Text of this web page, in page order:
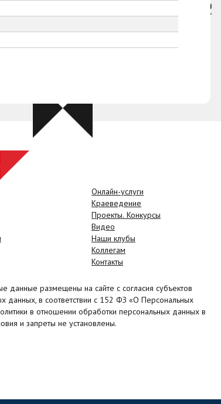
Онлайн-услуги
Краеведение
Проекты. Конкурсы
Видео
Наши клубы
Коллегам
Контакты
данные размещены на сайте с согласия субъектов
данных, в соответствии с 152 ФЗ «О Персональных
в отношении обработки персональных данных в
и запреты не установлены.